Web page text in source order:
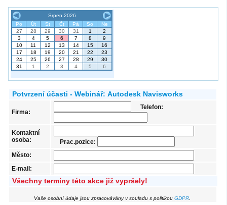
Potvrzení účasti - Webinář: Autodesk Navisworks
Firma:
Telefon:
Kontaktní
osoba:
Prac.pozice:
Město:
E-mail:
Všechny termíny této akce již vypršely!
Vaše osobní údaje jsou zpracovávány v souladu s politikou GDPR.